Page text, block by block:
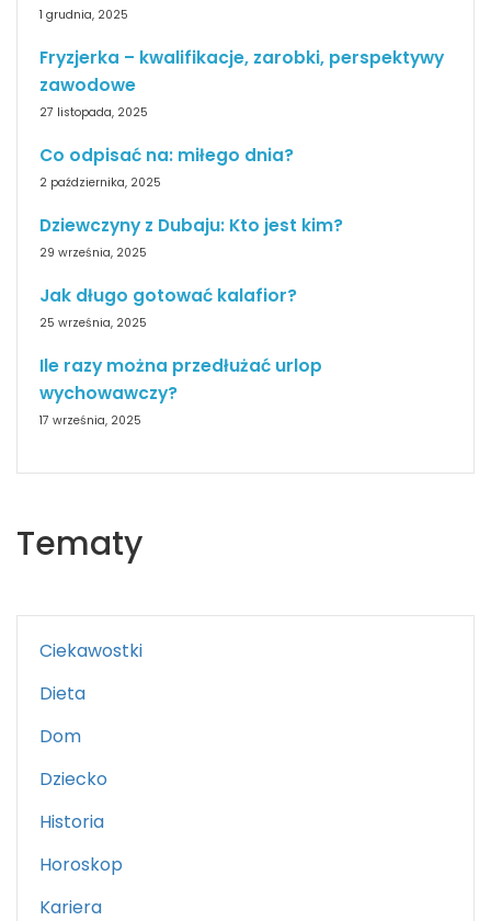
1 grudnia, 2025
Fryzjerka – kwalifikacje, zarobki, perspektywy
zawodowe
27 listopada, 2025
Co odpisać na: miłego dnia?
2 października, 2025
Dziewczyny z Dubaju: Kto jest kim?
29 września, 2025
Jak długo gotować kalafior?
25 września, 2025
Ile razy można przedłużać urlop
wychowawczy?
17 września, 2025
Tematy
Ciekawostki
Dieta
Dom
Dziecko
Historia
Horoskop
Kariera